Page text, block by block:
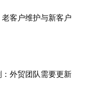
客户维护与新客户
外贸团队需要更新